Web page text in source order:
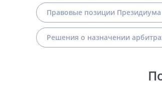
Правовые позиции
Решения о назначении